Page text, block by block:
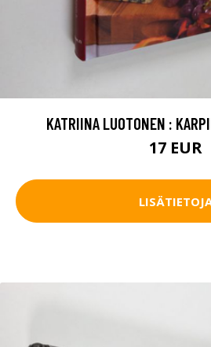
KATRIINA LUOTONEN :
17 EUR